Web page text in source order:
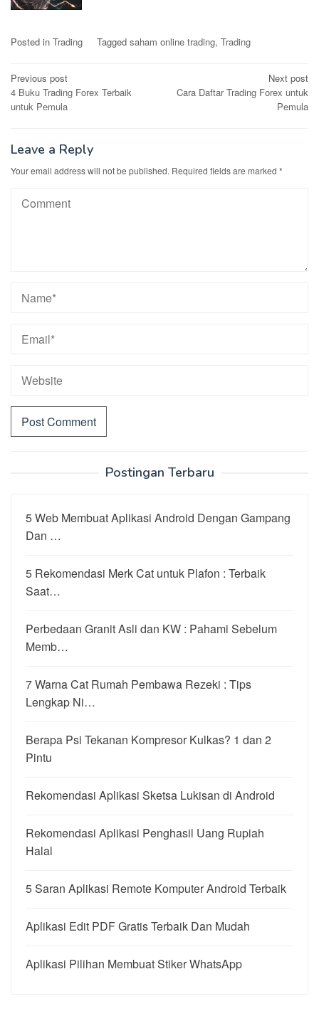
Posted in Trading Tagged saham online trading, Trading
Post
navigation
Previous post
4 Buku Trading Forex Terbaik
untuk Pеmula
Next post
Cara Daftar Trading Forex untuk
Pemula
Leave a Reply
Your email address will not be published. Required fields are marked *
Postingan Terbaru
5 Web Membuat Aplikasi Android Dengan Gampang
Dan …
5 Rekomendasi Merk Cat untuk Plafon : Terbaik
Saat…
Perbedaan Granit Asli dan KW : Pahami Sebelum
Memb…
7 Warna Cat Rumah Pembawa Rezeki : Tips
Lengkap Ni…
Berapa Psi Tekanan Kompresor Kulkas? 1 dan 2
Pintu
Rekomendasi Aplikasi Sketsa Lukisan di Android
Rekomendasi Aplikasi Penghasil Uang Rupiah
Halal
5 Saran Aplikasi Remote Komputer Android Terbaik
Aplikasi Edit PDF Gratis Terbaik Dan Mudah
Aplikasi Pilihan Membuat Stiker WhatsApp